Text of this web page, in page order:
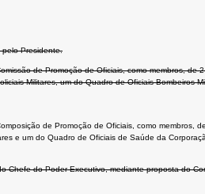
pelo Presidente.
de Promoção de Oficiais, como membros,
Militares, um do Quadro de Oficiais
de Promoção de Oficiais, como membros,
e um do Quadro de Oficiais de Saúde da
Chefe do Poder Executivo, mediante proposta do